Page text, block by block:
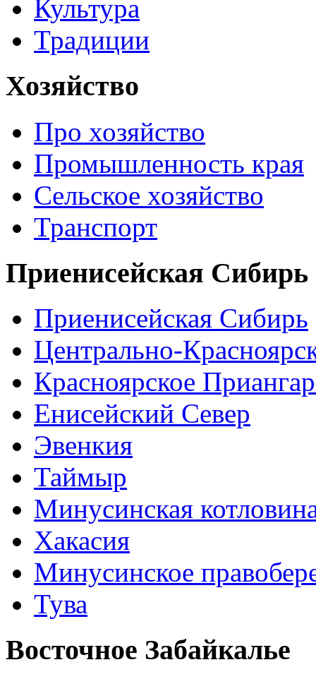
Культура
Традиции
Хозяйство
Про хозяйство
Промышленность края
Сельское хозяйство
Транспорт
Приенисейская Сибирь
Приенисейская Сибирь
Центрально-
Красноярское
Енисейский Север
Эвенкия
Таймыр
Минусинская
Хакасия
Минусинское
Тува
Восточное Забайкалье